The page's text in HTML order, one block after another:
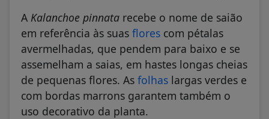
A Kalanchoe pinnata recebe o nome de saião
em referência às suas flores com pétalas
avermelhadas, que pendem para baixo e se
assemelham a saias, em hastes longas cheias
de pequenas flores. As folhas largas verdes e
com bordas marrons garantem também o
uso decorativo da planta.